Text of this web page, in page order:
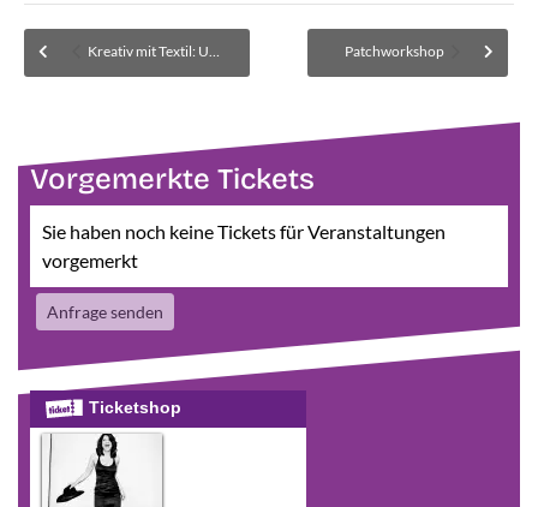
Kreativ mit Textil: Umgarnte Weihnachtsbäumchen Patchworkshop
Vorgemerkte Tickets
Sie haben noch keine Tickets für Veranstaltungen
vorgemerkt
Anfrage senden
Ticketshop